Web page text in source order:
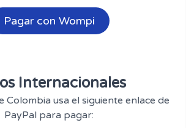
Pagar con Wompi
Internacionales
Colombia usa el siguiente enlace de
PayPal para pagar: